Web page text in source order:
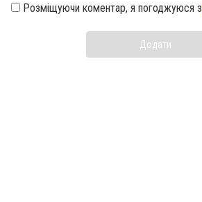
Розміщуючи коментар, я погоджуюся з
Додати